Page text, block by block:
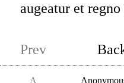
augeatur et regno
Prev
A